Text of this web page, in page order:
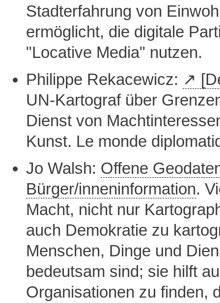
Stadterfahrung von
ermöglicht, die digitale
"Locative Media" nutzen.
Philippe Rekacewicz:
UN-Kartograf über
Dienst von
Kunst. Le monde
Jo Walsh: Offene
Bürger/inneninformation.
Macht, nicht nur
auch Demokratie zu
Menschen, Dinge und
bedeutsam sind; sie hilft
Organisationen zu finden,